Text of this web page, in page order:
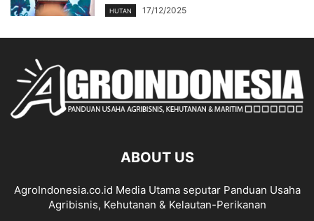
HUTAN 17/12/2025
ABOUT US
AgroIndonesia.co.id Media Utama seputar Panduan Usaha
Agribisnis, Kehutanan & Kelautan-Perikanan